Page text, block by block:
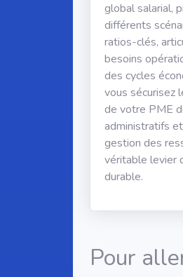
global salarial,
différents
ratios-clés,
besoins
des cycles
vous sécurisez
de votre PME
administratifs
gestion des
véritable levier
durable.
Pour